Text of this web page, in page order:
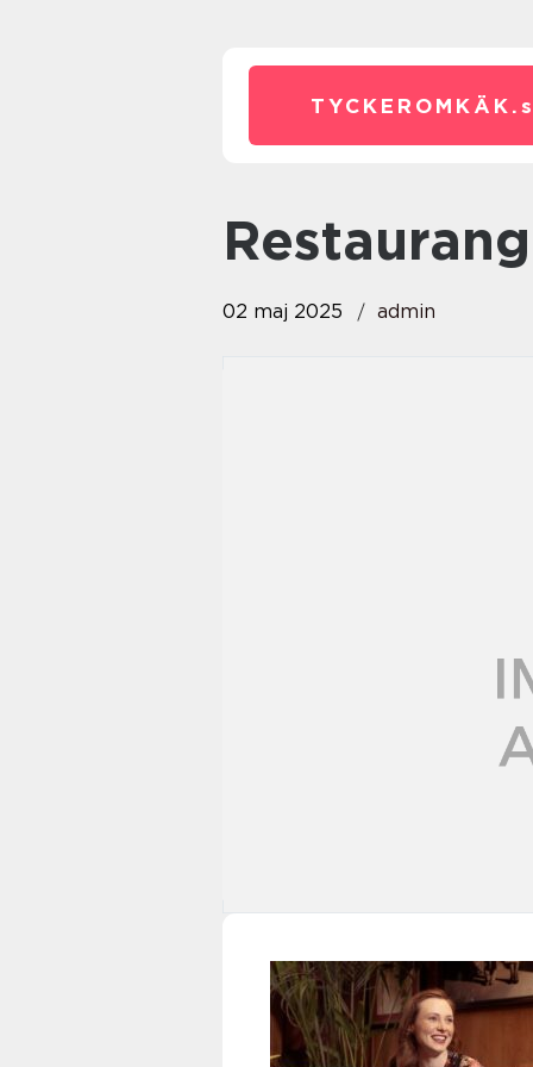
TYCKEROMKÄK.
02 maj 2025 admin